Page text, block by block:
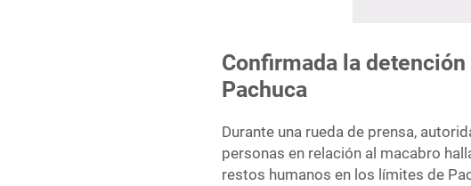
Confirmada la
Pachuca
Durante una rueda de prensa,
personas en relación al macabro
restos humanos en los límites de